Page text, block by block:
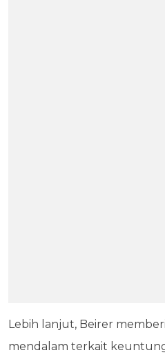
Lebih lanjut, Beirer
mendalam terkait